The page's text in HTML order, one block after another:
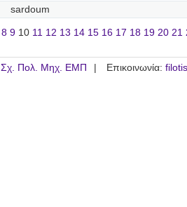
sardoum
8 9 10 11 12 13 14 15 16 17 18 19 20 21
Σχ. Πολ. Μηχ. ΕΜΠ Επικοινωνία: